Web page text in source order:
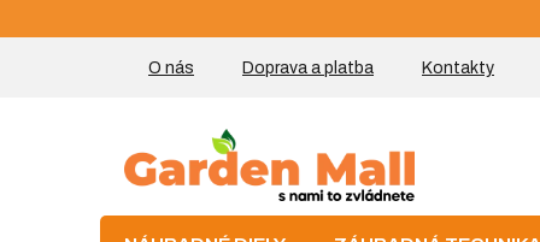
na
O nás Doprava a platba Kontakty